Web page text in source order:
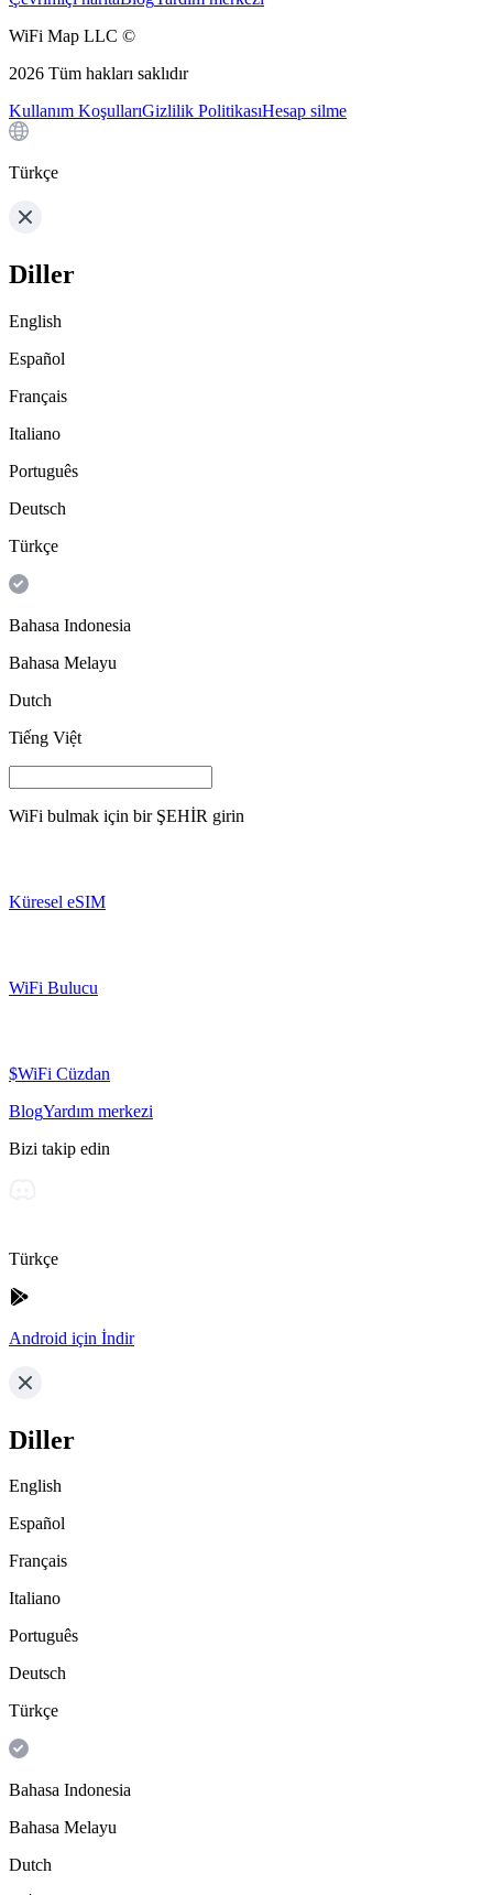
WiFi Map LLC ©
2026 Tüm hakları saklıdır
Kullanım KoşullarıGizlilik PolitikasıHesap silme
Türkçe
Diller
English
Español
Français
Italiano
Português
Deutsch
Türkçe
Bahasa Indonesia
Bahasa Melayu
Dutch
Tiếng Việt
WiFi bulmak için bir ŞEHİR girin
Küresel eSIM
WiFi Bulucu
$WiFi Cüzdan
BlogYardım merkezi
Bizi takip edin
Türkçe
Android için İndir
Diller
English
Español
Français
Italiano
Português
Deutsch
Türkçe
Bahasa Indonesia
Bahasa Melayu
Dutch